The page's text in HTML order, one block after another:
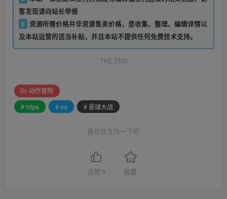
客发现请向站长举报
6
资源所需价格并非资源售卖价格，是收集、整理、编辑详情以
及本站运营的适当补贴，并且本站不提供任何免费技术支持。
THE END
动作冒险
# https
# ea # 星球大战
喜欢就支持一下吧
点赞 9 收藏